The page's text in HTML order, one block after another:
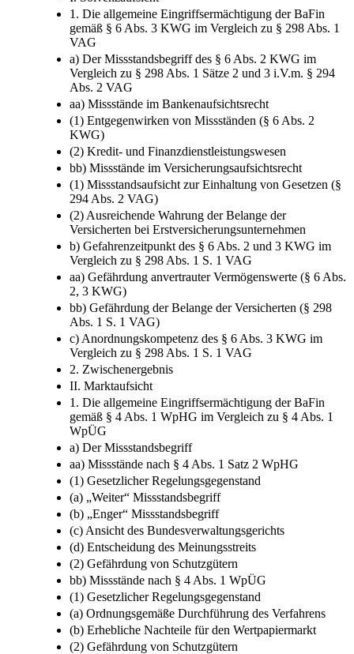
A. Generelle Eingriffsbefugnisnormen
I. Solvenzaufsicht
1. Die allgemeine Eingriffsermächtigung der BaFin
gemäß § 6 Abs. 3 KWG im Vergleich zu § 298 Abs. 1
VAG
a) Der Missstandsbegriff des § 6 Abs. 2 KWG im
Vergleich zu § 298 Abs. 1 Sätze 2 und 3 i.V.m. § 294
Abs. 2 VAG
aa) Missstände im Bankenaufsichtsrecht
(1) Entgegenwirken von Missständen (§ 6 Abs. 2
KWG)
(2) Kredit- und Finanzdienstleistungswesen
bb) Missstände im Versicherungsaufsichtsrecht
(1) Missstandsaufsicht zur Einhaltung von Gesetzen (§
294 Abs. 2 VAG)
(2) Ausreichende Wahrung der Belange der
Versicherten bei Erstversicherungsunternehmen
b) Gefahrenzeitpunkt des § 6 Abs. 2 und 3 KWG im
Vergleich zu § 298 Abs. 1 S. 1 VAG
aa) Gefährdung anvertrauter Vermögenswerte (§ 6 Abs.
2, 3 KWG)
bb) Gefährdung der Belange der Versicherten (§ 298
Abs. 1 S. 1 VAG)
c) Anordnungskompetenz des § 6 Abs. 3 KWG im
Vergleich zu § 298 Abs. 1 S. 1 VAG
2. Zwischenergebnis
II. Marktaufsicht
1. Die allgemeine Eingriffsermächtigung der BaFin
gemäß § 4 Abs. 1 WpHG im Vergleich zu § 4 Abs. 1
WpÜG
a) Der Missstandsbegriff
aa) Missstände nach § 4 Abs. 1 Satz 2 WpHG
(1) Gesetzlicher Regelungsgegenstand
(a) „Weiter“ Missstandsbegriff
(b) „Enger“ Missstandsbegriff
(c) Ansicht des Bundesverwaltungsgerichts
(d) Entscheidung des Meinungsstreits
(2) Gefährdung von Schutzgütern
bb) Missstände nach § 4 Abs. 1 WpÜG
(1) Gesetzlicher Regelungsgegenstand
(a) Ordnungsgemäße Durchführung des Verfahrens